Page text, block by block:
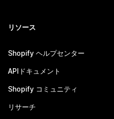
リソース
Shopify ヘルプセンター
APIドキュメント
Shopify コミュニティ
リサーチ